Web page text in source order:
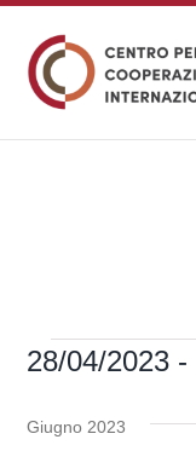
contenuto
formazione
Eventi
Eventi
28/04/2023 -
la
Giugno 2023